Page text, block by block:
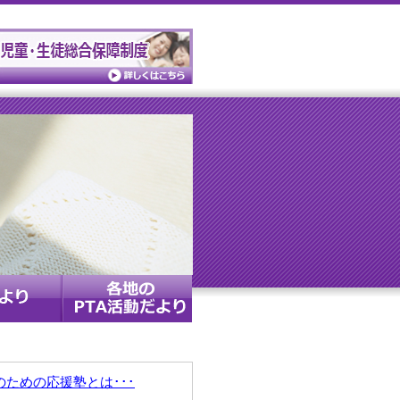
ための応援塾とは･･･